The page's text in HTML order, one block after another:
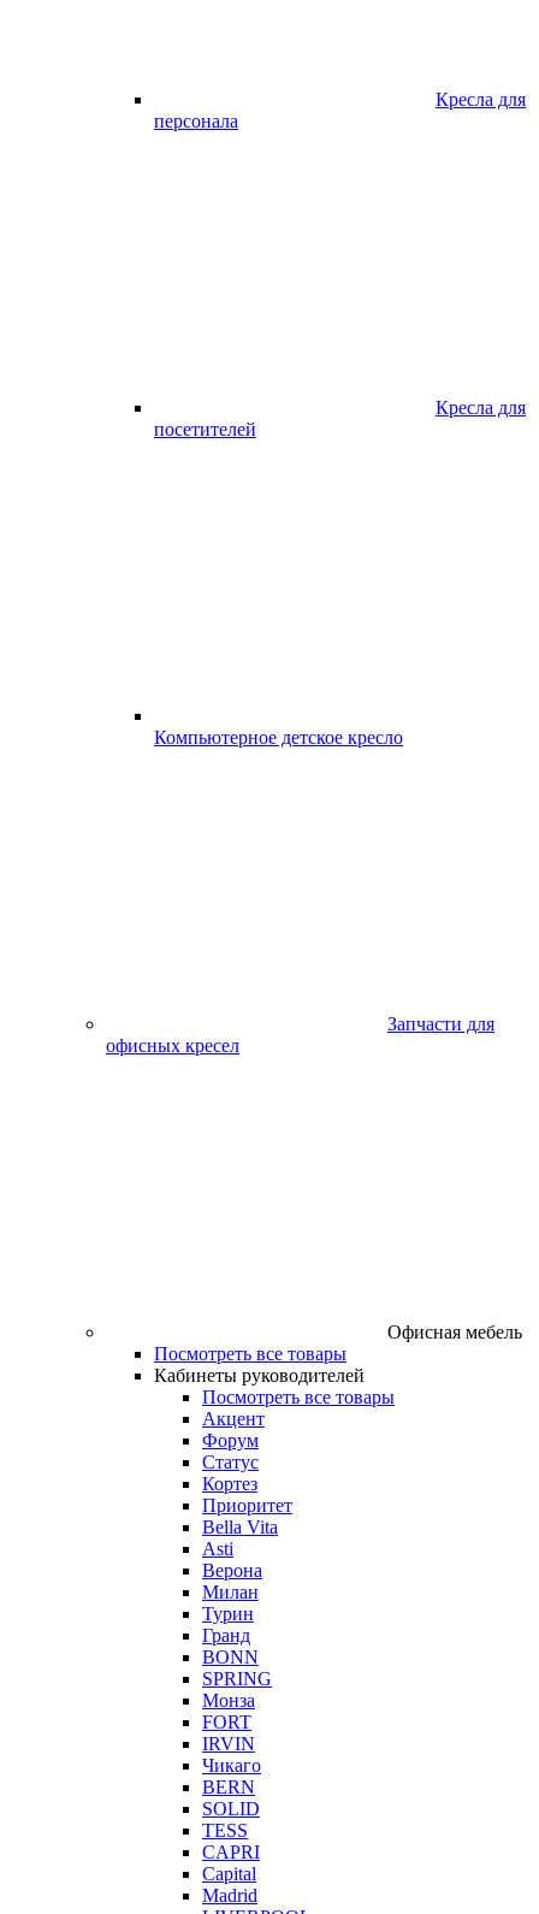
Кресла для
персонала
Кресла для
посетителей
Компьютерное детское кресло
Запчасти для
офисных кресел
Офисная мебель
Посмотреть все товары
Кабинеты руководителей
Посмотреть все товары
Акцент
Форум
Статус
Кортез
Приоритет
Bella Vita
Asti
Верона
Милан
Турин
Гранд
BONN
SPRING
Монза
FORT
IRVIN
Чикаго
BERN
SOLID
TESS
CAPRI
Capital
Madrid